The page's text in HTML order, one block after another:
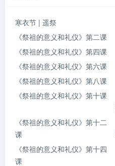
寒衣节 | 遥祭
《祭祖的意义和礼仪》第二课
《祭祖的意义和礼仪》第四课
《祭祖的意义和礼仪》第六课
《祭祖的意义和礼仪》第八课
《祭祖的意义和礼仪》第十课
《祭祖的意义和礼仪》第十二
课
《祭祖的意义和礼仪》第十四
课